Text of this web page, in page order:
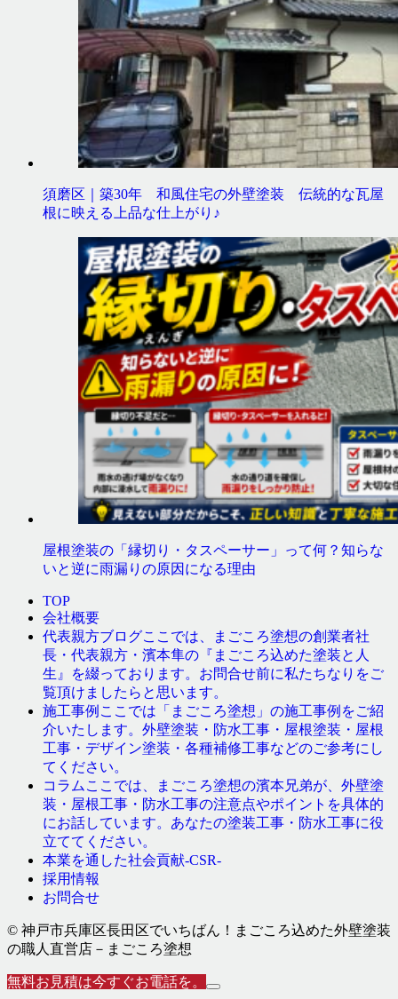
須磨区｜築30年 和風住宅の外壁塗装 伝統的な瓦屋
根に映える上品な仕上がり♪
屋根塗装の「縁切り・タスペーサー」って何？知らな
いと逆に雨漏りの原因になる理由
TOP
会社概要
代表親方ブログここでは、まごころ塗想の創業者社
長・代表親方・濱本隼の『まごころ込めた塗装と人
生』を綴っております。お問合せ前に私たちなりをご
覧頂けましたらと思います。
施工事例 ここでは「まごころ塗想」の施工事例をご紹
介いたします。外壁塗装・防水工事・屋根塗装・屋根
工事・デザイン塗装・各種補修工事などのご参考にし
てください。
コラム ここでは、まごころ塗想の濱本兄弟が、外壁塗
装・屋根工事・防水工事の注意点やポイントを具体的
にお話しています。あなたの塗装工事・防水工事に役
立ててください。
本業を通した社会貢献-CSR-
採用情報
お問合せ
© 神戸市兵庫区長田区でいちばん！まごころ込めた外壁塗装
の職人直営店－まごころ塗想
無料お見積は今すぐお電話を。